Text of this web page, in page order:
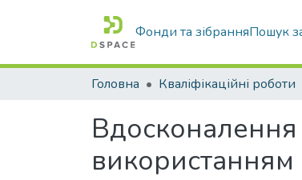
Фонди та зібранняПошук
Головна Кваліфікаційні роботи
Вдосконалення